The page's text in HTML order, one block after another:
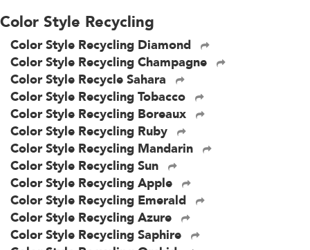
Color Style Recycling
Color Style Recycling Diamond
Color Style Recycling Champagne
Color Style Recycle Sahara
Color Style Recycling Tobacco
Color Style Recycling Boreaux
Color Style Recycling Ruby
Color Style Recycling Mandarin
Color Style Recycling Sun
Color Style Recycling Apple
Color Style Recycling Emerald
Color Style Recycling Azure
Color Style Recycling Saphire